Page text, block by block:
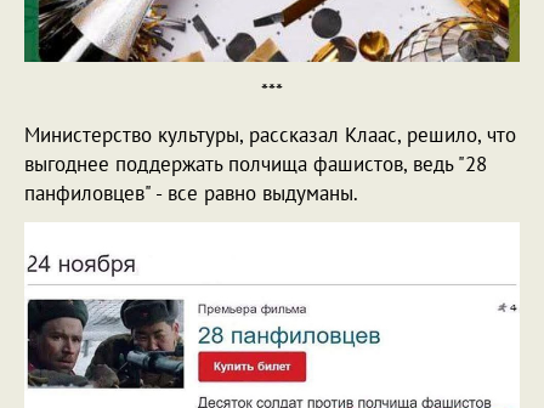
***
Министерство культуры, рассказал Клаас, решило, что
выгоднее поддержать полчища фашистов, ведь "28
панфиловцев" - все равно выдуманы.